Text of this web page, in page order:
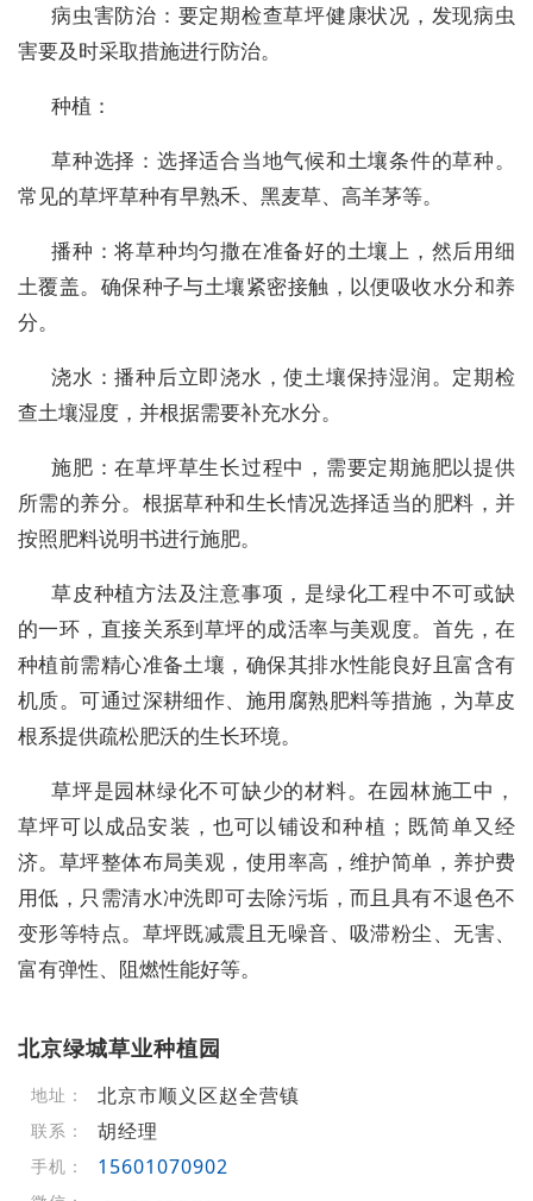
病虫害防治：要定期检查草坪健康状况，发现病虫
害要及时采取措施进行防治。
种植：
草种选择：选择适合当地气候和土壤条件的草种。
常见的草坪草种有早熟禾、黑麦草、高羊茅等。
播种：将草种均匀撒在准备好的土壤上，然后用细
土覆盖。确保种子与土壤紧密接触，以便吸收水分和养
分。
浇水：播种后立即浇水，使土壤保持湿润。定期检
查土壤湿度，并根据需要补充水分。
施肥：在草坪草生长过程中，需要定期施肥以提供
所需的养分。根据草种和生长情况选择适当的肥料，并
按照肥料说明书进行施肥。
草皮种植方法及注意事项，是绿化工程中不可或缺
的一环，直接关系到草坪的成活率与美观度。首先，在
种植前需精心准备土壤，确保其排水性能良好且富含有
机质。可通过深耕细作、施用腐熟肥料等措施，为草皮
根系提供疏松肥沃的生长环境。
草坪是园林绿化不可缺少的材料。在园林施工中，
草坪可以成品安装，也可以铺设和种植；既简单又经
济。草坪整体布局美观，使用率高，维护简单，养护费
用低，只需清水冲洗即可去除污垢，而且具有不退色不
变形等特点。草坪既减震且无噪音、吸滞粉尘、无害、
富有弹性、阻燃性能好等。
北京绿城草业种植园
地址： 北京市顺义区赵全营镇
联系： 胡经理
手机： 15601070902